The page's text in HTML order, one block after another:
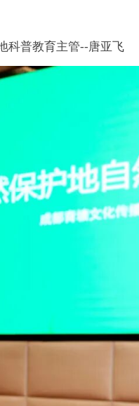
科普教育主管--唐亚飞